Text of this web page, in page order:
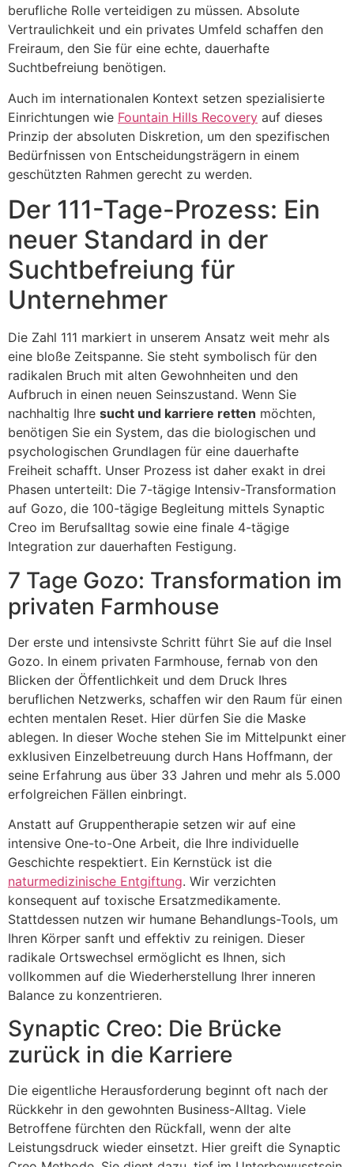
berufliche Rolle verteidigen zu müssen. Absolute
Vertraulichkeit und ein privates Umfeld schaffen den
Freiraum, den Sie für eine echte, dauerhafte
Suchtbefreiung benötigen.
Auch im internationalen Kontext setzen spezialisierte
Einrichtungen wie Fountain Hills Recovery auf dieses
Prinzip der absoluten Diskretion, um den spezifischen
Bedürfnissen von Entscheidungsträgern in einem
geschützten Rahmen gerecht zu werden.
Der 111-Tage-Prozess: Ein
neuer Standard in der
Suchtbefreiung für
Unternehmer
Die Zahl 111 markiert in unserem Ansatz weit mehr als
eine bloße Zeitspanne. Sie steht symbolisch für den
radikalen Bruch mit alten Gewohnheiten und den
Aufbruch in einen neuen Seinszustand. Wenn Sie
nachhaltig Ihre sucht und karriere retten möchten,
benötigen Sie ein System, das die biologischen und
psychologischen Grundlagen für eine dauerhafte
Freiheit schafft. Unser Prozess ist daher exakt in drei
Phasen unterteilt: Die 7-tägige Intensiv-Transformation
auf Gozo, die 100-tägige Begleitung mittels Synaptic
Creo im Berufsalltag sowie eine finale 4-tägige
Integration zur dauerhaften Festigung.
7 Tage Gozo: Transformation im
privaten Farmhouse
Der erste und intensivste Schritt führt Sie auf die Insel
Gozo. In einem privaten Farmhouse, fernab von den
Blicken der Öffentlichkeit und dem Druck Ihres
beruflichen Netzwerks, schaffen wir den Raum für einen
echten mentalen Reset. Hier dürfen Sie die Maske
ablegen. In dieser Woche stehen Sie im Mittelpunkt einer
exklusiven Einzelbetreuung durch Hans Hoffmann, der
seine Erfahrung aus über 33 Jahren und mehr als 5.000
erfolgreichen Fällen einbringt.
Anstatt auf Gruppentherapie setzen wir auf eine
intensive One-to-One Arbeit, die Ihre individuelle
Geschichte respektiert. Ein Kernstück ist die
naturmedizinische Entgiftung. Wir verzichten
konsequent auf toxische Ersatzmedikamente.
Stattdessen nutzen wir humane Behandlungs-Tools, um
Ihren Körper sanft und effektiv zu reinigen. Dieser
radikale Ortswechsel ermöglicht es Ihnen, sich
vollkommen auf die Wiederherstellung Ihrer inneren
Balance zu konzentrieren.
Synaptic Creo: Die Brücke
zurück in die Karriere
Die eigentliche Herausforderung beginnt oft nach der
Rückkehr in den gewohnten Business-Alltag. Viele
Betroffene fürchten den Rückfall, wenn der alte
Leistungsdruck wieder einsetzt. Hier greift die Synaptic